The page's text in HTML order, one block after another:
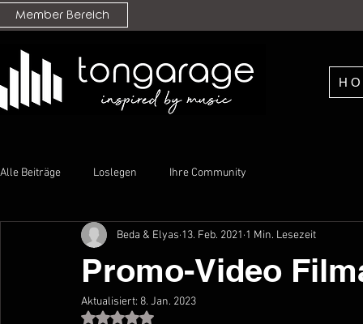
Member Bereich
Alle Beiträge Loslegen Ihre Community
Promo-Video
Beda & Elyas 13. Feb. 2021 1 Min. Lesezeit
Aktualisiert: 8. Jan. 2023
Mit NaN von 5 Sternen bewertet.